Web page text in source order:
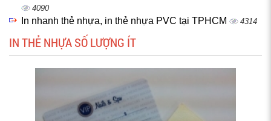
4090
In nhanh thẻ nhựa, in thẻ nhựa PVC tại TPHCM 4314
IN THẺ NHỰA SỐ LƯỢNG ÍT